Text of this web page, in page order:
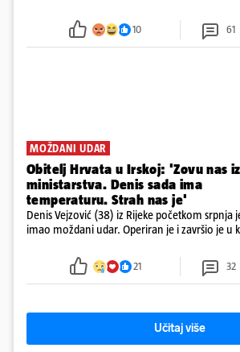
požar, rekao je vlasnik
10 61
MOŽDANI UDAR
Obitelj Hrvata u Irskoj: 'Zovu nas iz
ministarstva. Denis sada ima
temperaturu. Strah nas je'
Denis Vejzović (38) iz Rijeke početkom srpnja
imao moždani udar. Operiran je i završio je u
tamošnji liječnici ne vjeruju u oporavak:
21 32
Učitaj više